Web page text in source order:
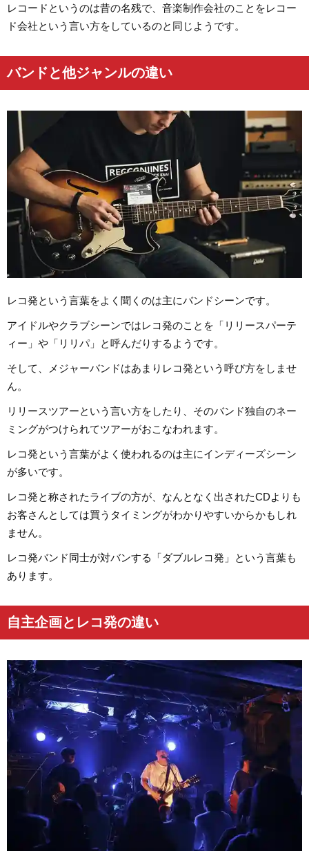
レコードというのは昔の名残で、音楽制作会社のことをレコー
ド会社という言い方をしているのと同じようです。
バンドと他ジャンルの違い
レコ発という言葉をよく聞くのは主にバンドシーンです。
アイドルやクラブシーンではレコ発のことを「リリースパーテ
ィー」や「リリパ」と呼んだりするようです。
そして、メジャーバンドはあまりレコ発という呼び方をしませ
ん。
リリースツアーという言い方をしたり、そのバンド独自のネー
ミングがつけられてツアーがおこなわれます。
レコ発という言葉がよく使われるのは主にインディーズシーン
が多いです。
レコ発と称されたライブの方が、なんとなく出されたCDよりも
お客さんとしては買うタイミングがわかりやすいからかもしれ
ません。
レコ発バンド同士が対バンする「ダブルレコ発」という言葉も
あります。
自主企画とレコ発の違い